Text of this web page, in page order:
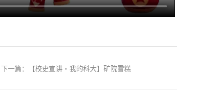
下一篇：【校史宣讲・我的科大】矿院雪糕